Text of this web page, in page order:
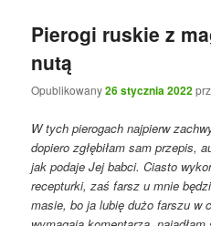
Pierogi ruskie z
nutą
Opublikowany26 stycznia 2022
W tych pierogach najpierw
dopiero zgłębiłam sam przepis,
jak podaje Jej babci. Ciasto
recepturki, zaś farsz u mnie
masie, bo ja lubię dużo farszu w